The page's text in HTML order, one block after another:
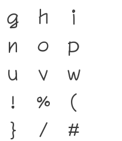
g h
i
n o
p
u v
w
! %
(
} /
#